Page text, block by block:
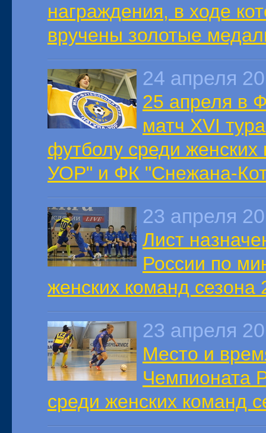
награждения, в ходе
вручены золотые
24 апреля
25 апреля в
матч XVI
футболу среди
УОР" и ФК "Снежана-
23 апреля
Лист
России по
женских команд сезона
23 апреля
Место и
Чемпионата
среди женских команд